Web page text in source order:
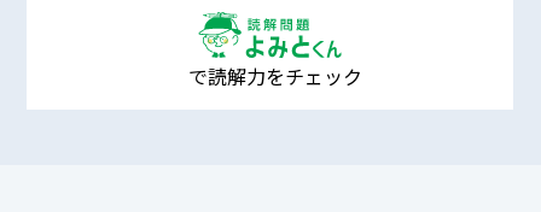
で読解力をチェック